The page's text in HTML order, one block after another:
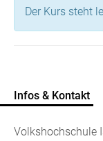
Der Kurs steht
Infos & Kontakt
Volkshochschule